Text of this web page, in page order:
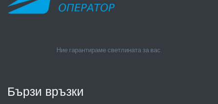
Ние гарантираме светлината за вас.
Бързи връзки